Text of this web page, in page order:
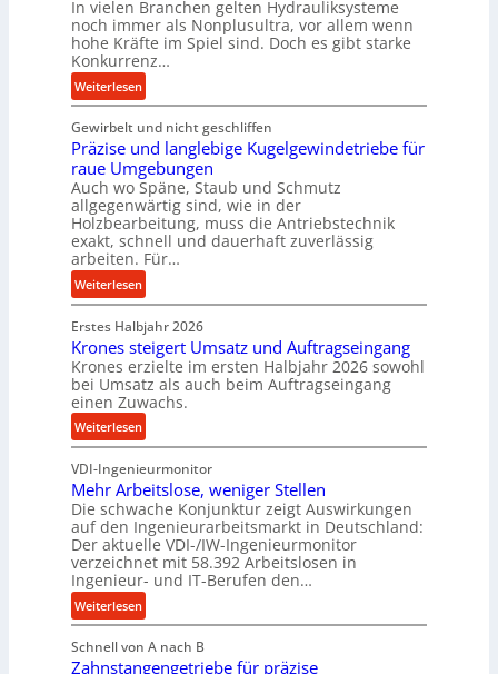
r
m
a
n
c
b
e
i
m
D
r
ü
c
k
p
r
o
z
e
s
In vielen Branchen gelten Hydrauliksysteme
noch immer als Nonplusultra, vor allem wenn
hohe Kräfte im Spiel sind. Doch es gibt starke
Konkurrenz…
Weiterlesen:
K
u
g
e
l
g
e
w
i
n
e
t
r
i
b
u
n
d
H
y
d
r
a
l
Gewirbelt und nicht geschliffen
Präzise und langlebige Kugelgewindetriebe für
raue Umgebungen
Auch wo Späne, Staub und Schmutz
allgegenwärtig sind, wie in der
Holzbearbeitung, muss die Antriebstechnik
exakt, schnell und dauerhaft zuverlässig
arbeiten. Für…
Weiterlesen:
P
r
ä
z
i
s
e
u
n
d
l
a
n
g
e
b
i
Erstes Halbjahr 2026
Krones steigert Umsatz und Auftragseingang
Krones erzielte im ersten Halbjahr 2026 sowohl
bei Umsatz als auch beim Auftragseingang
einen Zuwachs.
Weiterlesen:
K
r
o
n
e
s
s
t
e
VDI-Ingenieurmonitor
Mehr Arbeitslose, weniger Stellen
Die schwache Konjunktur zeigt Auswirkungen
auf den Ingenieurarbeitsmarkt in Deutschland:
Der aktuelle VDI-/IW-Ingenieurmonitor
verzeichnet mit 58.392 Arbeitslosen in
Ingenieur- und IT-Berufen den…
Weiterlesen:
M
e
h
Schnell von A nach B
Zahnstangengetriebe für präzise